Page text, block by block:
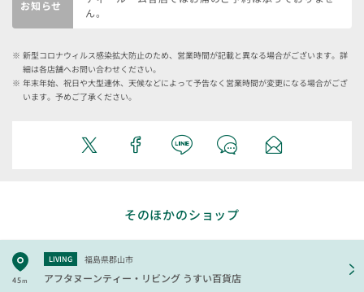
お知らせ
ん。
新型コロナウィルス感染拡大防止のため、営業時間が記載と異なる場合がございます。詳
細は各店舗へお問い合わせください。
年末年始、祝日や大型連休、天候などによって予告なく営業時間が変更になる場合がござ
います。予めご了承ください。
そのほかのショップ
45m
LIVING 福島県郡山市
アフタヌーンティー・リビング うすい百貨店